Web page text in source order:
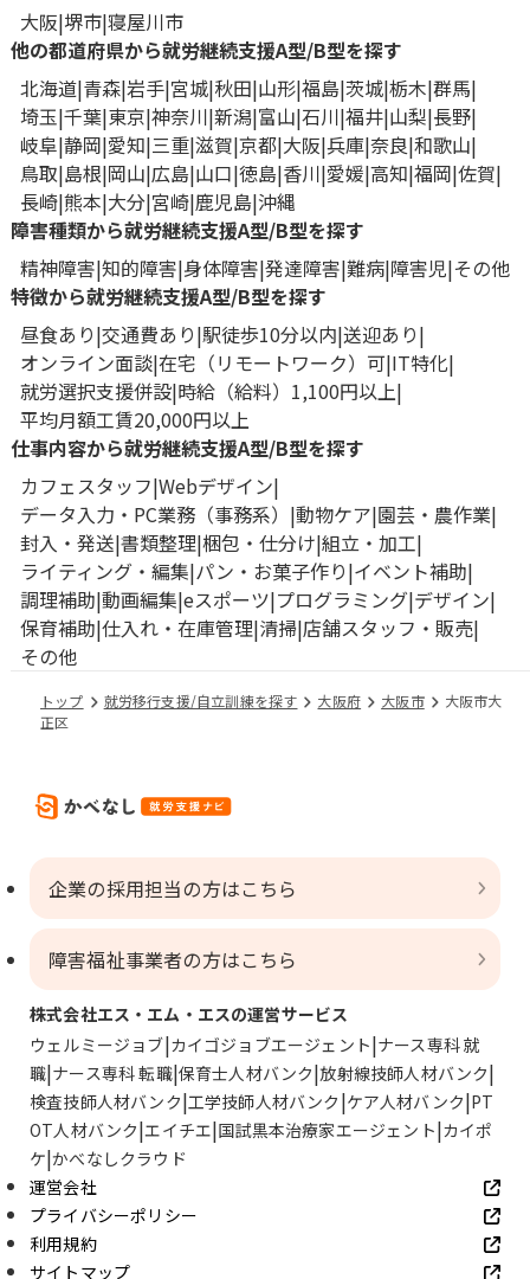
大阪 堺市 寝屋川市
他の都道府県から就労継続支援A型/B型を探す
北海道 青森 岩手 宮城 秋田 山形 福島 茨城 栃木 群馬
埼玉 千葉 東京 神奈川 新潟 富山 石川 福井 山梨 長野
岐阜 静岡 愛知 三重 滋賀 京都 大阪 兵庫 奈良 和歌山
鳥取 島根 岡山 広島 山口 徳島 香川 愛媛 高知 福岡 佐賀
長崎 熊本 大分 宮崎 鹿児島 沖縄
障害種類から就労継続支援A型/B型を探す
精神障害 知的障害 身体障害 発達障害 難病 障害児 その他
特徴から就労継続支援A型/B型を探す
昼食あり 交通費あり 駅徒歩10分以内 送迎あり
オンライン面談 在宅（リモートワーク）可 IT特化
就労選択支援併設 時給（給料）1,100円以上
平均月額工賃20,000円以上
仕事内容から就労継続支援A型/B型を探す
カフェスタッフ Webデザイン
データ入力・PC業務（事務系）
動物ケア 園芸・農作業
封入・発送 書類整理 梱包・仕分け 組立・加工
ライティング・編集 パン・お菓子作り イベント補助
調理補助 動画編集 eスポーツ プログラミング デザイン
保育補助 仕入れ・在庫管理 清掃 店舗スタッフ・販売
その他
トップ 就労移行支援/自立訓練を探す 大阪府 大阪市
大阪市大
正区
企業の採用担当の方はこちら
障害福祉事業者の方はこちら
株式会社エス・エム・エスの運営サービス
ウェルミージョブ カイゴジョブエージェント ナース専科 就
職 ナース専科 転職 保育士人材バンク 放射線技師人材バンク
検査技師人材バンク 工学技師人材バンク ケア人材バンク PT
OT人材バンク エイチエ 国試黒本治療家エージェント カイポ
ケ かべなしクラウド
運営会社
プライバシーポリシー
利用規約
サイトマップ